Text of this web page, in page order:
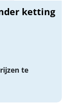
ketting
te